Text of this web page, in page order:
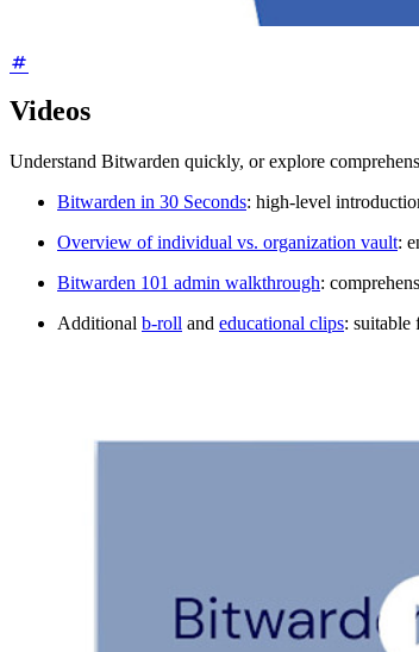
Videos
Understand Bitwarden quickly, or explore
Bitwarden in 30 Seconds: high-level
Overview of individual vs. organization vault:
Bitwarden 101 admin walkthrough:
Additional b-roll and educational clips: suitable